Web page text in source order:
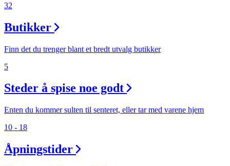
32
Butikker
Finn det du trenger blant et bredt utvalg butikker
5
Steder å spise noe godt
Enten du kommer sulten til senteret, eller tar med varene hjem
10 - 18
Åpningstider